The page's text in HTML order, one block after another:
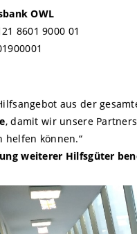
OWL
8601 9000 01
aus der
, damit wir unsere
helfen können.“
weiterer Hilfsgüter